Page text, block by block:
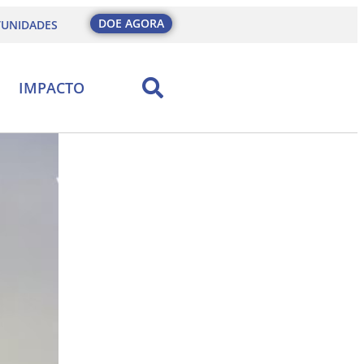
DOE AGORA
IMPACTO